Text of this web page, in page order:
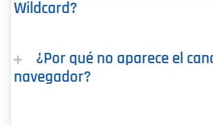
Wildcard?
¿Por qué no aparece el
navegador?